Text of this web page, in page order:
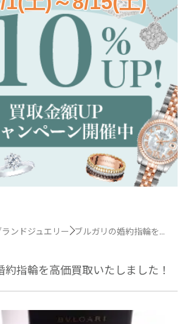
ンドジュエリー ブルガリの婚約指輪を...
約指輪を高価買取いたしました！